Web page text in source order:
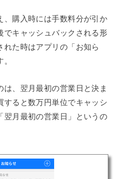
、購入時には手数料分が引か
でキャッシュバックされる形
れた時はアプリの「お知ら
、翌月最初の営業日と決ま
すると数万円単位でキャッシ
翌月最初の営業日」というの